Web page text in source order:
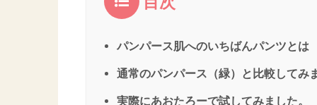
パンパース肌へのいちばんパンツとは
通常のパンパース（緑）と比較してみ
実際にあおたろーで試してみました。